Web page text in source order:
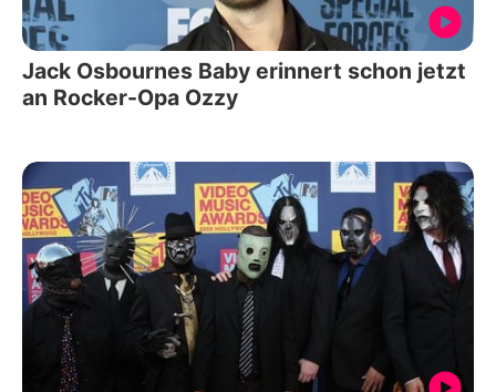
Jack Osbournes Baby erinnert schon jetzt
an Rocker-Opa Ozzy